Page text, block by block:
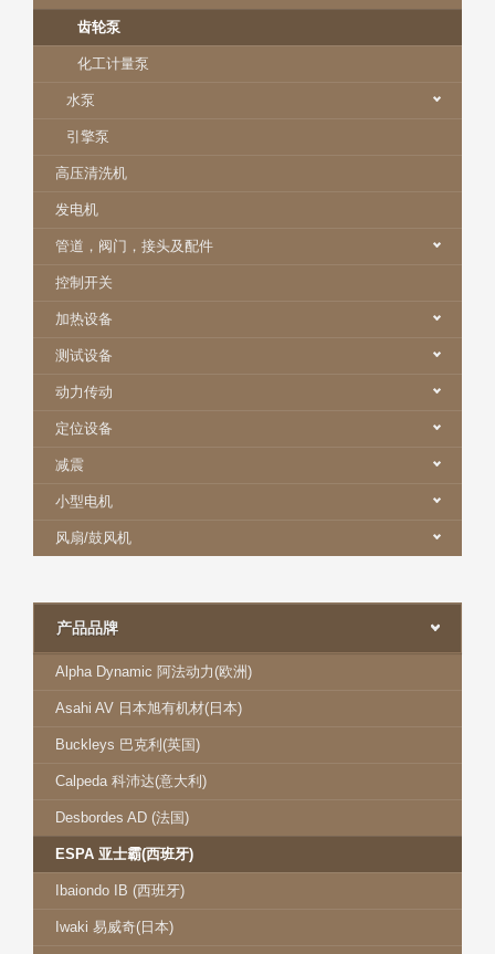
齿轮泵
化工计量泵
水泵
引擎泵
高压清洗机
发电机
管道，阀门，接头及配件
控制开关
加热设备
测试设备
动力传动
定位设备
减震
小型电机
风扇/鼓风机
产品品牌
Alpha Dynamic 阿法动力(欧洲)
Asahi AV 日本旭有机材(日本)
Buckleys 巴克利(英国)
Calpeda 科沛达(意大利)
Desbordes AD (法国)
ESPA 亚士霸(西班牙)
Ibaiondo IB (西班牙)
Iwaki 易威奇(日本)